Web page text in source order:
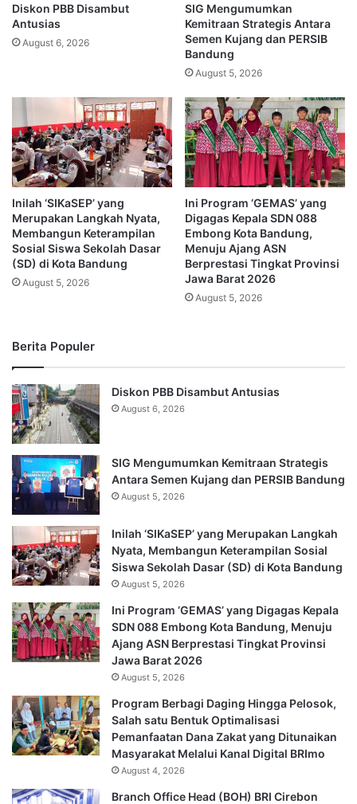
Diskon PBB Disambut
Antusias
August 6, 2026
SIG Mengumumkan
Kemitraan Strategis Antara
Semen Kujang dan PERSIB
Bandung
August 5, 2026
Inilah ‘SIKaSEP’ yang
Merupakan Langkah Nyata,
Membangun Keterampilan
Sosial Siswa Sekolah Dasar
(SD) di Kota Bandung
August 5, 2026
Ini Program ‘GEMAS’ yang
Digagas Kepala SDN 088
Embong Kota Bandung,
Menuju Ajang ASN
Berprestasi Tingkat Provinsi
Jawa Barat 2026
August 5, 2026
Berita Populer
Diskon PBB Disambut Antusias
August 6, 2026
SIG Mengumumkan Kemitraan Strategis
Antara Semen Kujang dan PERSIB Bandung
August 5, 2026
Inilah ‘SIKaSEP’ yang Merupakan Langkah
Nyata, Membangun Keterampilan Sosial
Siswa Sekolah Dasar (SD) di Kota Bandung
August 5, 2026
Ini Program ‘GEMAS’ yang Digagas Kepala
SDN 088 Embong Kota Bandung, Menuju
Ajang ASN Berprestasi Tingkat Provinsi
Jawa Barat 2026
August 5, 2026
Program Berbagi Daging Hingga Pelosok,
Salah satu Bentuk Optimalisasi
Pemanfaatan Dana Zakat yang Ditunaikan
Masyarakat Melalui Kanal Digital BRImo
August 4, 2026
Branch Office Head (BOH) BRI Cirebon